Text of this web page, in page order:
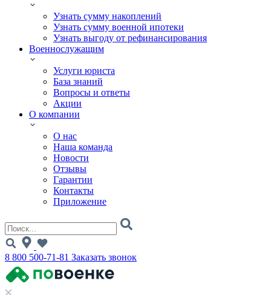
Узнать сумму накоплений
Узнать сумму военной ипотеки
Узнать выгоду от рефинансирования
Военнослужащим
Услуги юриста
База знаний
Вопросы и ответы
Акции
О компании
О нас
Наша команда
Новости
Отзывы
Гарантии
Контакты
Приложение
8 800 500-71-81 Заказать звонок